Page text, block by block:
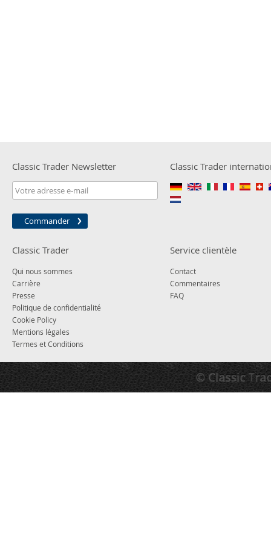
Classic Trader Newsletter
Commander
Classic Trader
Classic Trader
Qui nous sommes
Carrière
Presse
Politique de confidentialité
Cookie Policy
Mentions légales
Termes et Conditions
Service clientèle
Contact
Commentaires
FAQ